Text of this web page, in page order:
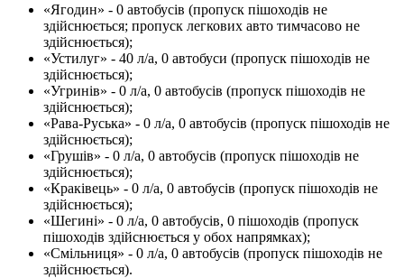
«Ягодин» - 0 автобусів (пропуск пішоходів не
здійснюється; пропуск легкових авто тимчасово не
здійснюється);
«Устилуг» - 40 л/а, 0 автобуси (пропуск пішоходів не
здійснюється);
«Угринів» - 0 л/а, 0 автобусів (пропуск пішоходів не
здійснюється);
«Рава-Руська» - 0 л/а, 0 автобусів (пропуск пішоходів не
здійснюється);
«Грушів» - 0 л/а, 0 автобусів (пропуск пішоходів не
здійснюється);
«Краківець» - 0 л/а, 0 автобусів (пропуск пішоходів не
здійснюється);
«Шегині» - 0 л/а, 0 автобусів, 0 пішоходів (пропуск
пішоходів здійснюється у обох напрямках);
«Смільниця» - 0 л/а, 0 автобусів (пропуск пішоходів не
здійснюється).